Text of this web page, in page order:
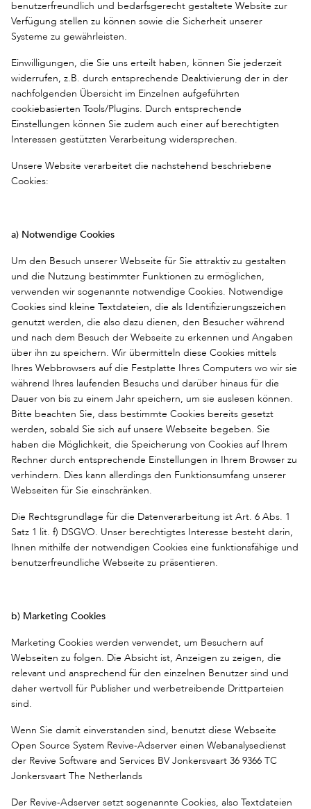
benutzerfreundlich und bedarfsgerecht gestaltete Website zur
Verfügung stellen zu können sowie die Sicherheit unserer
Systeme zu gewährleisten.
Einwilligungen, die Sie uns erteilt haben, können Sie jederzeit
widerrufen, z.B. durch entsprechende Deaktivierung der in der
nachfolgenden Übersicht im Einzelnen aufgeführten
cookiebasierten Tools/Plugins. Durch entsprechende
Einstellungen können Sie zudem auch einer auf berechtigten
Interessen gestützten Verarbeitung widersprechen.
Unsere Website verarbeitet die nachstehend beschriebene
Cookies:
a) Notwendige Cookies
Um den Besuch unserer Webseite für Sie attraktiv zu gestalten
und die Nutzung bestimmter Funktionen zu ermöglichen,
verwenden wir sogenannte notwendige Cookies. Notwendige
Cookies sind kleine Textdateien, die als Identifizierungszeichen
genutzt werden, die also dazu dienen, den Besucher während
und nach dem Besuch der Webseite zu erkennen und Angaben
über ihn zu speichern. Wir übermitteln diese Cookies mittels
Ihres Webbrowsers auf die Festplatte Ihres Computers wo wir sie
während Ihres laufenden Besuchs und darüber hinaus für die
Dauer von bis zu einem Jahr speichern, um sie auslesen können.
Bitte beachten Sie, dass bestimmte Cookies bereits gesetzt
werden, sobald Sie sich auf unsere Webseite begeben. Sie
haben die Möglichkeit, die Speicherung von Cookies auf Ihrem
Rechner durch entsprechende Einstellungen in Ihrem Browser zu
verhindern. Dies kann allerdings den Funktionsumfang unserer
Webseiten für Sie einschränken.
Die Rechtsgrundlage für die Datenverarbeitung ist Art. 6 Abs. 1
Satz 1 lit. f) DSGVO. Unser berechtigtes Interesse besteht darin,
Ihnen mithilfe der notwendigen Cookies eine funktionsfähige und
benutzerfreundliche Webseite zu präsentieren.
b) Marketing Cookies
Marketing Cookies werden verwendet, um Besuchern auf
Webseiten zu folgen. Die Absicht ist, Anzeigen zu zeigen, die
relevant und ansprechend für den einzelnen Benutzer sind und
daher wertvoll für Publisher und werbetreibende Drittparteien
sind.
Wenn Sie damit einverstanden sind, benutzt diese Webseite
Open Source System Revive-Adserver einen Webanalysedienst
der Revive Software and Services BV Jonkersvaart 36 9366 TC
Jonkersvaart The Netherlands
Der Revive-Adserver setzt sogenannte Cookies, also Textdateien